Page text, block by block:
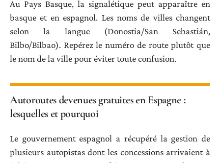
Au Pays Basque, la signalétique peut apparaître en
basque et en espagnol. Les noms de villes changent
selon la langue (Donostia/San Sebastián,
Bilbo/Bilbao). Repérez le numéro de route plutôt que
le nom de la ville pour éviter toute confusion.
Autoroutes devenues gratuites en Espagne :
lesquelles et pourquoi
Le gouvernement espagnol a récupéré la gestion de
plusieurs autopistas dont les concessions arrivaient à